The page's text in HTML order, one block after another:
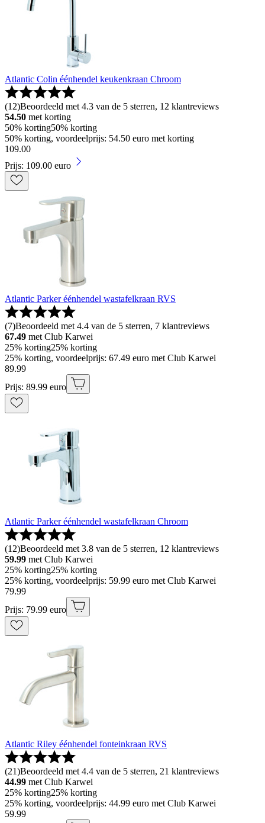
Atlantic Colin éénhendel keukenkraan Chroom
(12)Beoordeeld met 4.3 van de 5 sterren, 12 klantreviews
54.50 met korting
50% korting50% korting
50% korting, voordeelprijs: 54.50 euro met korting
109.00
Prijs: 109.00 euro
Atlantic Parker éénhendel wastafelkraan RVS
(7)Beoordeeld met 4.4 van de 5 sterren, 7 klantreviews
67.49 met Club Karwei
25% korting25% korting
25% korting, voordeelprijs: 67.49 euro met Club Karwei
89.99
Prijs: 89.99 euro
Atlantic Parker éénhendel wastafelkraan Chroom
(12)Beoordeeld met 3.8 van de 5 sterren, 12 klantreviews
59.99 met Club Karwei
25% korting25% korting
25% korting, voordeelprijs: 59.99 euro met Club Karwei
79.99
Prijs: 79.99 euro
Atlantic Riley éénhendel fonteinkraan RVS
(21)Beoordeeld met 4.4 van de 5 sterren, 21 klantreviews
44.99 met Club Karwei
25% korting25% korting
25% korting, voordeelprijs: 44.99 euro met Club Karwei
59.99